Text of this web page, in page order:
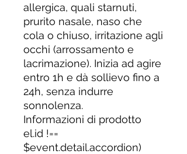
allergica, quali starnuti,
prurito nasale, naso che
cola o chiuso, irritazione agli
occhi (arrossamento e
lacrimazione). Inizia ad agire
entro 1h e dà sollievo fino a
24h, senza indurre
sonnolenza.
Informazioni di prodotto
el.id !==
$event.detail.accordion)